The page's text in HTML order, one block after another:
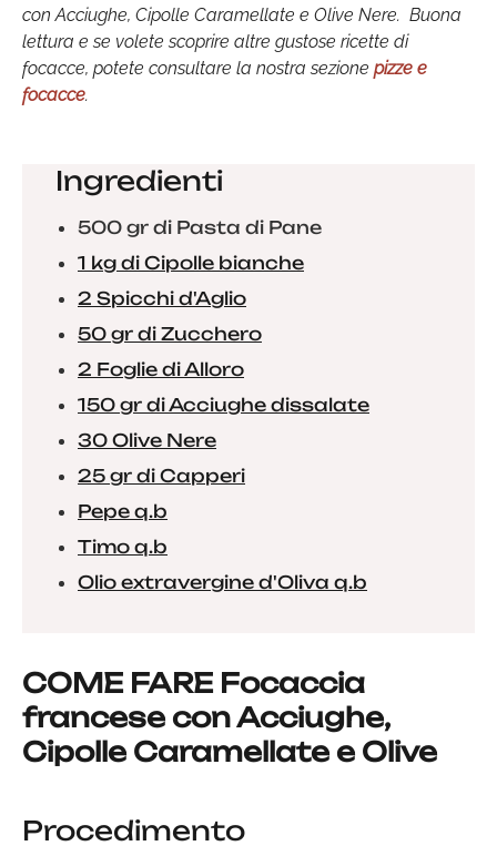
con Acciughe, Cipolle Caramellate e Olive Nere. Buona
lettura e se volete scoprire altre gustose ricette di
focacce, potete consultare la nostra sezione pizze e
focacce.
Ingredienti
500 gr di Pasta di Pane
1 kg di Cipolle bianche
2 Spicchi d'Aglio
50 gr di Zucchero
2 Foglie di Alloro
150 gr di Acciughe dissalate
30 Olive Nere
25 gr di Capperi
Pepe q.b
Timo q.b
Olio extravergine d'Oliva q.b
COME FARE Focaccia
francese con Acciughe,
Cipolle Caramellate e Olive
Procedimento